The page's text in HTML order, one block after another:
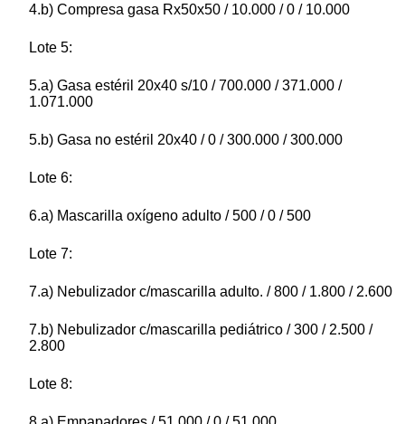
4.b) Compresa gasa Rx50x50 / 10.000 / 0 / 10.000
Lote 5:
5.a) Gasa estéril 20x40 s/10 / 700.000 / 371.000 /
1.071.000
5.b) Gasa no estéril 20x40 / 0 / 300.000 / 300.000
Lote 6:
6.a) Mascarilla oxígeno adulto / 500 / 0 / 500
Lote 7:
7.a) Nebulizador c/mascarilla adulto. / 800 / 1.800 / 2.600
7.b) Nebulizador c/mascarilla pediátrico / 300 / 2.500 /
2.800
Lote 8: